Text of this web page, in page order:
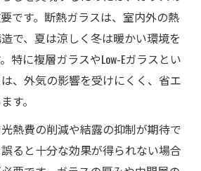
らではの断熱ガラス活用アイデ
気の注文住宅ガラス断熱対策
が注文住宅に与えるメリットを
も両立する窓の工夫とは
叶える断熱とデザインの窓づく
です。断熱ガラスは、室内外の熱
で、夏は涼しく冬は暖かい環境を
特に複層ガラスやLow-Eガラスとい
、外気の影響を受けにくく、省エ
す。
熱費の削減や結露の抑制が期待で
ると十分な効果が得られない場合